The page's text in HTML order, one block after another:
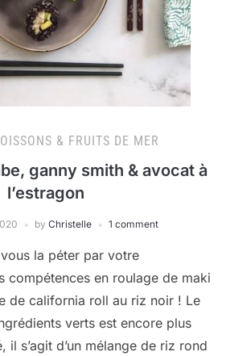
& FRUITS DE MER
ganny smith & avocat à
l’estragon
by Christelle 1 comment
la péter par votre
compétences en roulage de maki
de california roll au riz noir ! Le
verts est encore plus
il s’agit d’un mélange de riz rond